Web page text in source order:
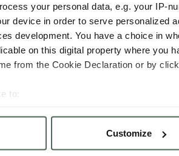
your personal data, e.g. your IP-
device in order to serve personalized
development. You have a choice in
on this digital property where you
from the Cookie Declaration or by
to:
personal data is processed and set your
Customize
Festina Gruppean. Diese
gab der Marke Zugang
und zu neuen Techniken im
Bewegungen. Ohne den
erleichterten diese neuen
neuer Produkte, die
Verarbeitung in
Jaguar Bewegungen mit der
manuellen
Geheimnis der großen